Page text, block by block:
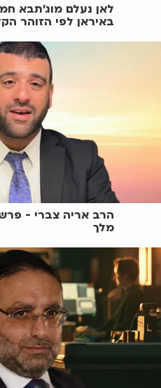
לאן נעלם מוג'תבא
באיראן לפי הזוהר
הרב אריה צברי -
מלך